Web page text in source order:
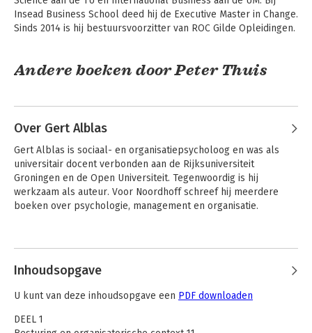
Insead Business School deed hij de Executive Master in Change.
Sinds 2014 is hij bestuursvoorzitter van ROC Gilde Opleidingen.
Andere boeken door Peter Thuis
Bedrijfskunde
Bedrijfskunde
Over Gert Alblas
Gert Alblas is sociaal- en organisatiepsycholoog en was als
universitair docent verbonden aan de Rijksuniversiteit
Groningen en de Open Universiteit. Tegenwoordig is hij
werkzaam als auteur. Voor Noordhoff schreef hij meerdere
boeken over psychologie, management en organisatie.
Andere boeken door Gert Alblas
Inhoudsopgave
U kunt van deze inhoudsopgave een PDF downloaden
DEEL 1